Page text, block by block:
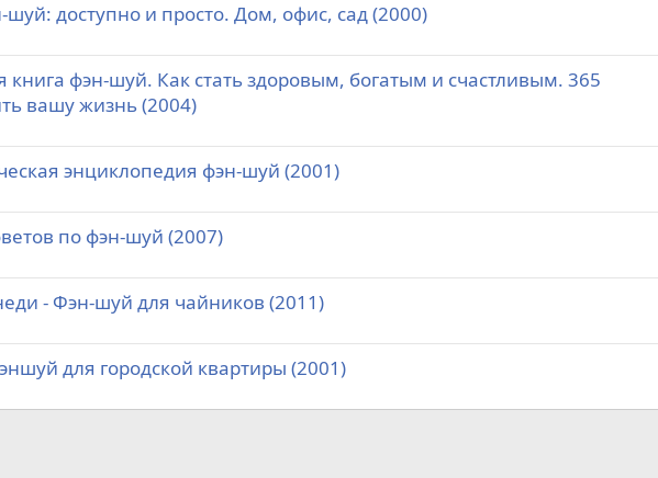
доступно и просто. Дом, офис, сад (2000)
книга фэн-шуй. Как стать здоровым, богатым и счастливым. 365
вашу жизнь (2004)
энциклопедия фэн-шуй (2001)
по фэн-шуй (2007)
- Фэн-шуй для чайников (2011)
для городской квартиры (2001)